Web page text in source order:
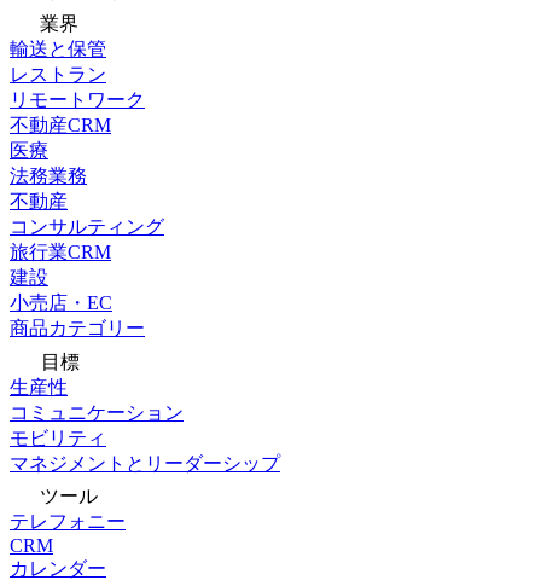
業界
輸送と保管
レストラン
リモートワーク
不動産CRM
医療
法務業務
不動産
コンサルティング
旅行業CRM
建設
小売店・EC
商品カテゴリー
目標
生産性
コミュニケーション
モビリティ
マネジメントとリーダーシップ
ツール
テレフォニー
CRM
カレンダー